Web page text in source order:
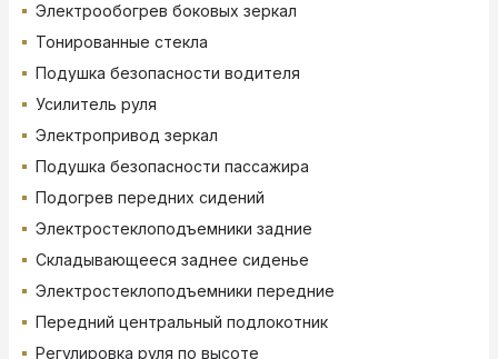
Электрообогрев боковых зеркал
Тонированные стекла
Подушка безопасности водителя
Усилитель руля
Электропривод зеркал
Подушка безопасности пассажира
Подогрев передних сидений
Электростеклоподъемники задние
Складывающееся заднее сиденье
Электростеклоподъемники передние
Передний центральный подлокотник
Регулировка руля по высоте